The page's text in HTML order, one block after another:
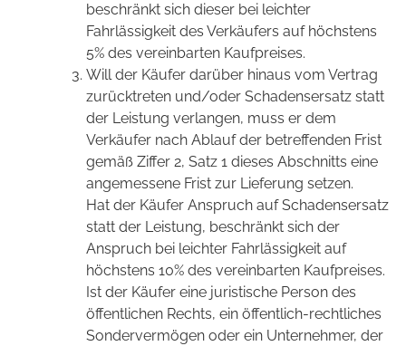
beschränkt sich dieser bei leichter
Fahrlässigkeit des Verkäufers auf höchstens
5% des vereinbarten Kaufpreises.
Will der Käufer darüber hinaus vom Vertrag
zurücktreten und/oder Schadensersatz statt
der Leistung verlangen, muss er dem
Verkäufer nach Ablauf der betreffenden Frist
gemäß Ziffer 2, Satz 1 dieses Abschnitts eine
angemessene Frist zur Lieferung setzen.
Hat der Käufer Anspruch auf Schadensersatz
statt der Leistung, beschränkt sich der
Anspruch bei leichter Fahrlässigkeit auf
höchstens 10% des vereinbarten Kaufpreises.
Ist der Käufer eine juristische Person des
öffentlichen Rechts, ein öffentlich-rechtliches
Sondervermögen oder ein Unternehmer, der